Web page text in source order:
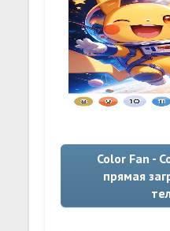
Color Fan -
прямая